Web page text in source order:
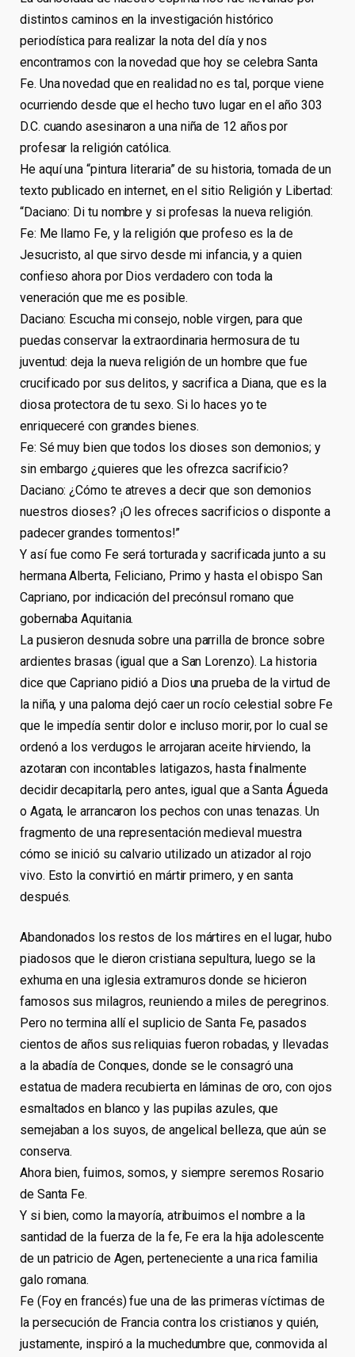
distintos caminos en la investigación histórico
periodística para realizar la nota del día y nos
encontramos con la novedad que hoy se celebra Santa
Fe. Una novedad que en realidad no es tal, porque viene
ocurriendo desde que el hecho tuvo lugar en el año 303
D.C. cuando asesinaron a una niña de 12 años por
profesar la religión católica.
He aquí una “pintura literaria” de su historia, tomada de un
texto publicado en internet, en el sitio Religión y Libertad:
“Daciano: Di tu nombre y si profesas la nueva religión.
Fe: Me llamo Fe, y la religión que profeso es la de
Jesucristo, al que sirvo desde mi infancia, y a quien
confieso ahora por Dios verdadero con toda la
veneración que me es posible.
Daciano: Escucha mi consejo, noble virgen, para que
puedas conservar la extraordinaria hermosura de tu
juventud: deja la nueva religión de un hombre que fue
crucificado por sus delitos, y sacrifica a Diana, que es la
diosa protectora de tu sexo. Si lo haces yo te
enriqueceré con grandes bienes.
Fe: Sé muy bien que todos los dioses son demonios; y
sin embargo ¿quieres que les ofrezca sacrificio?
Daciano: ¿Cómo te atreves a decir que son demonios
nuestros dioses? ¡O les ofreces sacrificios o disponte a
padecer grandes tormentos!”
Y así fue como Fe será torturada y sacrificada junto a su
hermana Alberta, Feliciano, Primo y hasta el obispo San
Capriano, por indicación del precónsul romano que
gobernaba Aquitania.
La pusieron desnuda sobre una parrilla de bronce sobre
ardientes brasas (igual que a San Lorenzo). La historia
dice que Capriano pidió a Dios una prueba de la virtud de
la niña, y una paloma dejó caer un rocío celestial sobre Fe
que le impedía sentir dolor e incluso morir, por lo cual se
ordenó a los verdugos le arrojaran aceite hirviendo, la
azotaran con incontables latigazos, hasta finalmente
decidir decapitarla, pero antes, igual que a Santa Águeda
o Agata, le arrancaron los pechos con unas tenazas. Un
fragmento de una representación medieval muestra
cómo se inició su calvario utilizado un atizador al rojo
vivo. Esto la convirtió en mártir primero, y en santa
después.
Abandonados los restos de los mártires en el lugar, hubo
piadosos que le dieron cristiana sepultura, luego se la
exhuma en una iglesia extramuros donde se hicieron
famosos sus milagros, reuniendo a miles de peregrinos.
Pero no termina allí el suplicio de Santa Fe, pasados
cientos de años sus reliquias fueron robadas, y llevadas
a la abadía de Conques, donde se le consagró una
estatua de madera recubierta en láminas de oro, con ojos
esmaltados en blanco y las pupilas azules, que
semejaban a los suyos, de angelical belleza, que aún se
conserva.
Ahora bien, fuimos, somos, y siempre seremos Rosario
de Santa Fe.
Y si bien, como la mayoría, atribuimos el nombre a la
santidad de la fuerza de la fe, Fe era la hija adolescente
de un patricio de Agen, perteneciente a una rica familia
galo romana.
Fe (Foy en francés) fue una de las primeras víctimas de
la persecución de Francia contra los cristianos y quién,
justamente, inspiró a la muchedumbre que, conmovida al